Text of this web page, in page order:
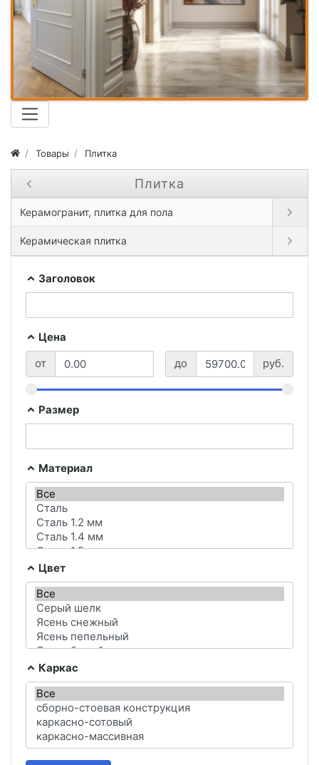
Товары Плитка
Close submenu ( Плитка )Плитка
Керамогранит, плитка для пола
Керамическая плитка
Заголовок
Цена
от
до руб.
Размер
Материал
Цвет
Каркас